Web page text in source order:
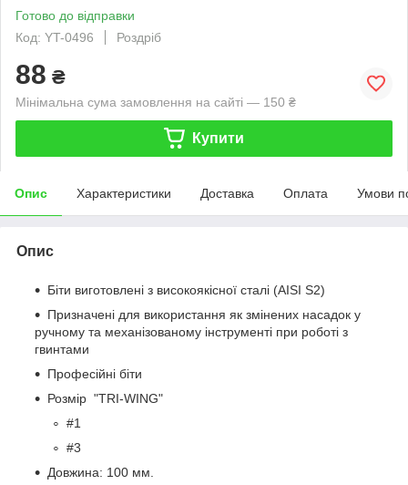
Готово до відправки
Код: YT-0496
Роздріб
88 ₴
Мінімальна сума замовлення на сайті — 150 ₴
Купити
Опис Характеристики Доставка Оплата Умови
Опис
Біти виготовлені з високоякісної сталі (AISI S2)
Призначені для використання як змінених насадок у
ручному та механізованому інструменті при роботі з
гвинтами
Професійні біти
Розмір "TRI-WING"
#1
#3
Довжина: 100 мм.